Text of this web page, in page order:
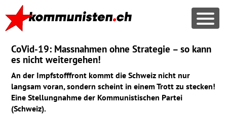
CoVid-19: Massnahmen ohne Strategie – so kann
es nicht weitergehen!
An der Impfstofffront kommt die Schweiz nicht nur
langsam voran, sondern scheint in einem Trott zu stecken!
Eine Stellungnahme der Kommunistischen Partei
(Schweiz).